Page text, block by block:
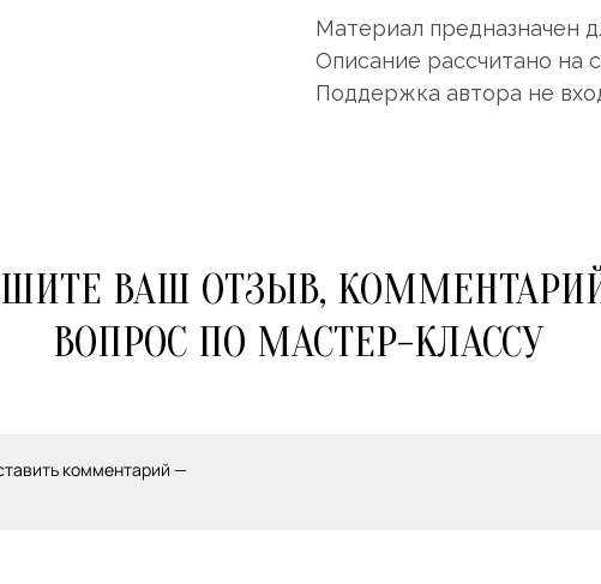
Материал предназначен
Описание рассчитано на
Поддержка автора не
ВАШ ОТЗЫВ,
ВОПРОС ПО МАСТЕР-КЛАССУ
комментарий —